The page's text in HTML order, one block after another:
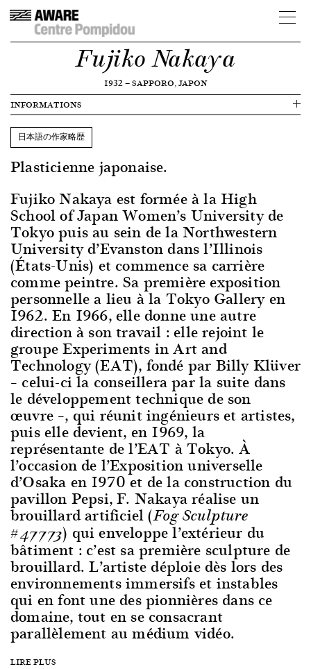
Fujiko Nakaya
1932—SAPPORO, JAPON
INFORMATIONS
日本語の作家略歴
Plasticienne japonaise.
Fujiko Nakaya est formée à la High
School of Japan Women’s University de
Tokyo puis au sein de la Northwestern
University d’Evanston dans l’Illinois
(États-Unis) et commence sa carrière
comme peintre. Sa première exposition
personnelle a lieu à la Tokyo Gallery en
1962. En 1966, elle donne une autre
direction à son travail : elle rejoint le
groupe Experiments in Art and
Technology (EAT), fondé par Billy Klüver
– celui-ci la conseillera par la suite dans
le développement technique de son
œuvre –, qui réunit ingénieurs et artistes,
puis elle devient, en 1969, la
représentante de l’EAT à Tokyo. À
l’occasion de l’Exposition universelle
d’Osaka en 1970 et de la construction du
pavillon Pepsi, F. Nakaya réalise un
brouillard artificiel (Fog Sculpture
#47773) qui enveloppe l’extérieur du
bâtiment : c’est sa première sculpture de
brouillard. L’artiste déploie dès lors des
environnements immersifs et instables
qui en font une des pionnières dans ce
domaine, tout en se consacrant
parallèlement au médium vidéo.
LIRE PLUS